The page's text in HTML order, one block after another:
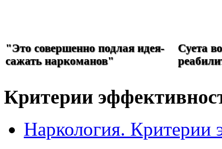
"Это совершенно подлая идея-
сажать наркоманов"
Суета
Критерии
Наркология. Критерии